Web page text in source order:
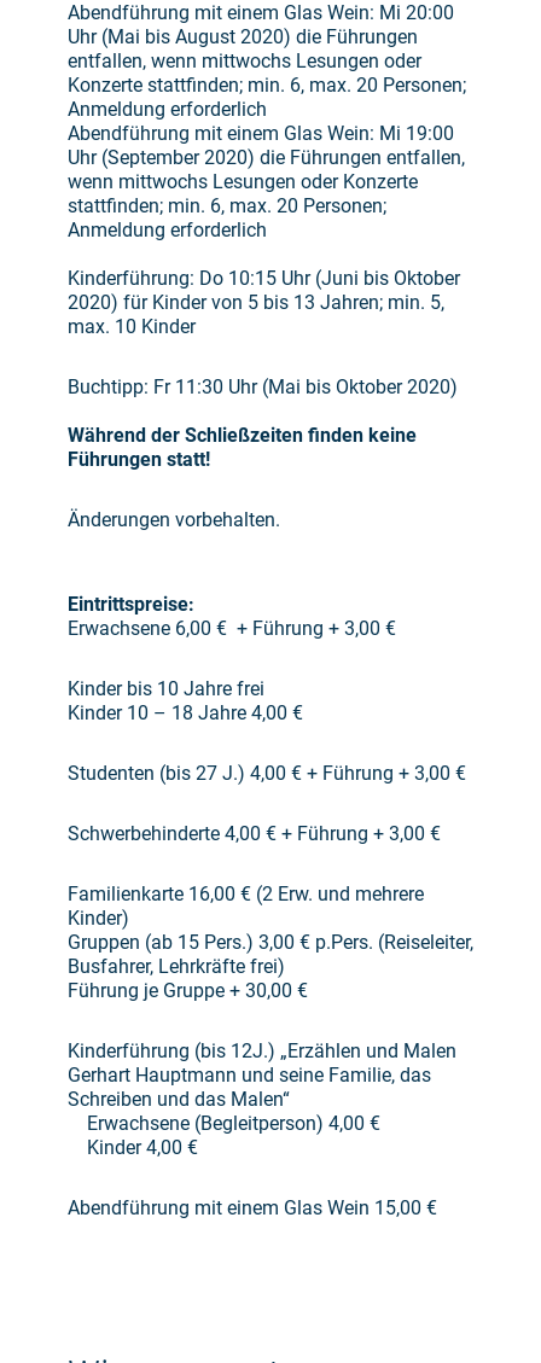
Abendführung mit einem Glas Wein: Mi 20:00
Uhr (Mai bis August 2020) die Führungen
entfallen, wenn mittwochs Lesungen oder
Konzerte stattfinden; min. 6, max. 20 Personen;
Anmeldung erforderlich
Abendführung mit einem Glas Wein: Mi 19:00
Uhr (September 2020) die Führungen entfallen,
wenn mittwochs Lesungen oder Konzerte
stattfinden; min. 6, max. 20 Personen;
Anmeldung erforderlich
Kinderführung: Do 10:15 Uhr (Juni bis Oktober
2020) für Kinder von 5 bis 13 Jahren; min. 5,
max. 10 Kinder
Buchtipp: Fr 11:30 Uhr (Mai bis Oktober 2020)
Während der Schließzeiten finden keine
Führungen statt!
Änderungen vorbehalten.
Eintrittspreise:
Erwachsene 6,00 € + Führung + 3,00 €
Kinder bis 10 Jahre frei
Kinder 10 – 18 Jahre 4,00 €
Studenten (bis 27 J.) 4,00 € + Führung + 3,00 €
Schwerbehinderte 4,00 € + Führung + 3,00 €
Familienkarte 16,00 € (2 Erw. und mehrere
Kinder)
Gruppen (ab 15 Pers.) 3,00 € p.Pers. (Reiseleiter,
Busfahrer, Lehrkräfte frei)
Führung je Gruppe + 30,00 €
Kinderführung (bis 12J.) „Erzählen und Malen
Gerhart Hauptmann und seine Familie, das
Schreiben und das Malen“
Erwachsene (Begleitperson) 4,00 €
Kinder 4,00 €
Abendführung mit einem Glas Wein 15,00 €